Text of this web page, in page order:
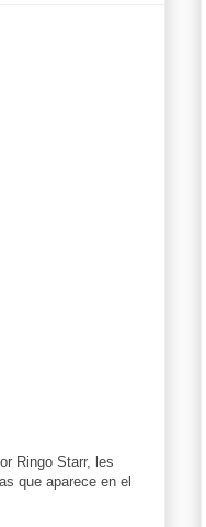
Ringo Starr, les
que aparece en el